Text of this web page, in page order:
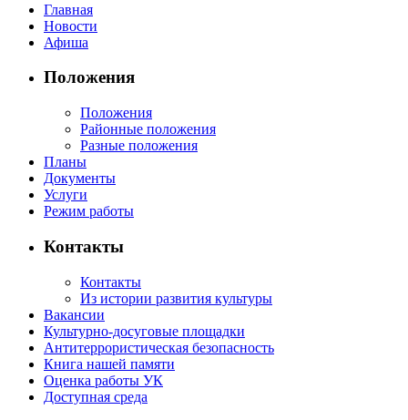
Главная
Новости
Афиша
Положения
Положения
Районные положения
Разные положения
Планы
Документы
Услуги
Режим работы
Контакты
Контакты
Из истории развития культуры
Вакансии
Культурно-досуговые площадки
Антитеррористическая безопасность
Книга нашей памяти
Оценка работы УК
Доступная среда